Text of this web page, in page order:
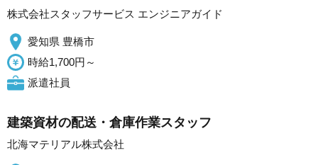
株式会社スタッフサービス エンジニアガイド
愛知県 豊橋市
時給1,700円～
派遣社員
建築資材の配送・倉庫作業スタッフ
北海マテリアル株式会社